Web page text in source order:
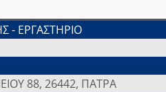
- ΕΡΓΑΣΤΗΡΙΟ
88, 26442, ΠΑΤΡΑ